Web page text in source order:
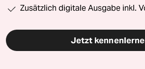
Zusätzlich digitale Ausgabe inkl.
Jetzt